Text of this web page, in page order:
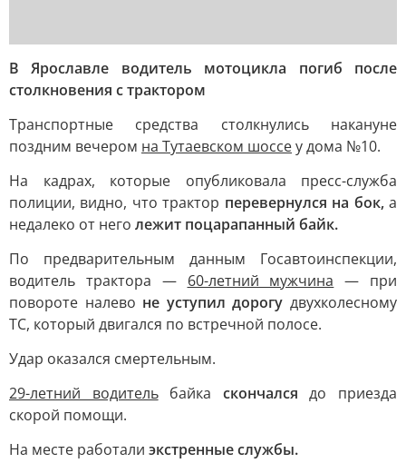
В Ярославле водитель мотоцикла погиб после
столкновения с трактором
Транспортные средства столкнулись накануне
поздним вечером на Тутаевском шоссеу дома №10.
На кадрах, которые опубликовала пресс-служба
полиции, видно, что трактор перевернулся на бок,а
недалеко от него лежит поцарапанный байк.
По предварительным данным Госавтоинспекции,
водитель трактора — 60-летний мужчина — при
повороте налево не уступил дорогу двухколесному
ТС, который двигался по встречной полосе.
Удар оказался смертельным.
29-летний водительбайка скончался до приезда
скорой помощи.
На месте работали экстренные службы.